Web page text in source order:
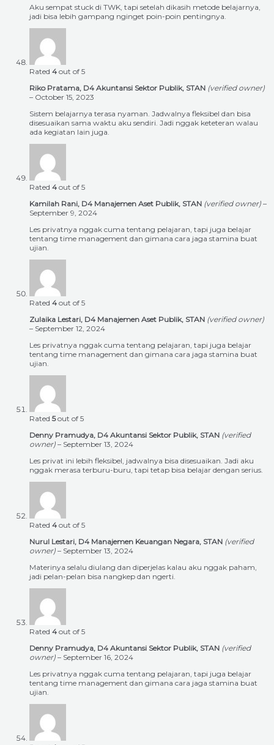
Aku sempat stuck di TWK, tapi setelah dikasih metode belajarnya,
jadi bisa lebih gampang nginget poin-poin pentingnya.
Rated 4 out of 5
Riko Pratama, D4 Akuntansi Sektor Publik, STAN (verified owner)
– October 15, 2023
Sistem belajarnya terasa nyaman. Jadwalnya fleksibel dan bisa
disesuaikan sama waktu aku sendiri. Jadi nggak keteteran walau
ada kegiatan lain juga.
Rated 4 out of 5
Kamilah Rani, D4 Manajemen Aset Publik, STAN (verified owner) –
September 9, 2024
Les privatnya nggak cuma tentang pelajaran, tapi juga belajar
tentang time management dan gimana cara jaga stamina buat
ujian.
Rated 4 out of 5
Zulaika Lestari, D4 Manajemen Aset Publik, STAN (verified owner)
– September 12, 2024
Les privatnya nggak cuma tentang pelajaran, tapi juga belajar
tentang time management dan gimana cara jaga stamina buat
ujian.
Rated 5out of 5
Denny Pramudya, D4 Akuntansi Sektor Publik, STAN (verified
owner) – September 13, 2024
Les privat ini lebih fleksibel, jadwalnya bisa disesuaikan. Jadi aku
nggak merasa terburu-buru, tapi tetap bisa belajar dengan serius.
Rated 4 out of 5
Nurul Lestari, D4 Manajemen Keuangan Negara, STAN (verified
owner) – September 13, 2024
Materinya selalu diulang dan diperjelas kalau aku nggak paham,
jadi pelan-pelan bisa nangkep dan ngerti.
Rated 4 out of 5
Denny Pramudya, D4 Akuntansi Sektor Publik, STAN (verified
owner) – September 16, 2024
Les privatnya nggak cuma tentang pelajaran, tapi juga belajar
tentang time management dan gimana cara jaga stamina buat
ujian.